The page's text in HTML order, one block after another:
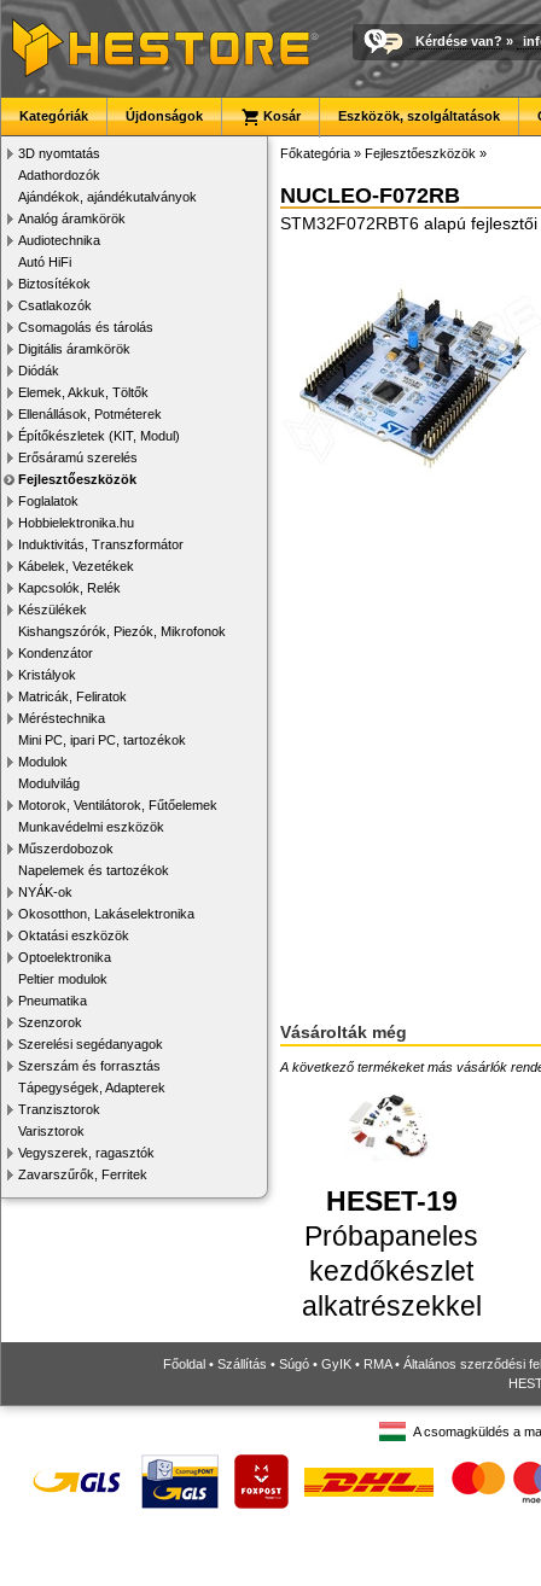
Kérdése van? »
Kategóriák Újdonságok Kosár Eszközök, szolgáltatások
3D nyomtatás
Adathordozók
Ajándékok, ajándékutalványok
Analóg áramkörök
Audiotechnika
Autó HiFi
Biztosítékok
Csatlakozók
Csomagolás és tárolás
Digitális áramkörök
Diódák
Elemek, Akkuk, Töltők
Ellenállások, Potméterek
Építőkészletek (KIT, Modul)
Erősáramú szerelés
Fejlesztőeszközök
Foglalatok
Hobbielektronika.hu
Induktivitás, Transzformátor
Kábelek, Vezetékek
Kapcsolók, Relék
Készülékek
Kishangszórók, Piezók, Mikrofonok
Kondenzátor
Kristályok
Matricák, Feliratok
Méréstechnika
Mini PC, ipari PC, tartozékok
Modulok
Modulvilág
Motorok, Ventilátorok, Fűtőelemek
Munkavédelmi eszközök
Műszerdobozok
Napelemek és tartozékok
NYÁK-ok
Okosotthon, Lakáselektronika
Oktatási eszközök
Optoelektronika
Peltier modulok
Pneumatika
Szenzorok
Szerelési segédanyagok
Szerszám és forrasztás
Tápegységek, Adapterek
Tranzisztorok
Varisztorok
Vegyszerek, ragasztók
Zavarszűrők, Ferritek
Főkategória » Fejlesztőeszközök »
NUCLEO-F072RB
STM32F072RBT6 alapú
Vásárolták még
A következő termékeket más vásárlók
HESET-19
Próbapaneles
kezdőkészlet
alkatrészekkel
Főoldal • Szállítás • Súgó • GyIK • RMA• Általános szerződési
A csomagküldés a